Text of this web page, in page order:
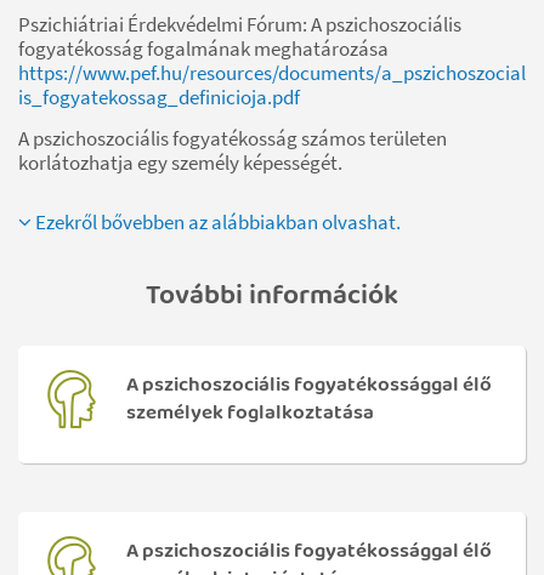
Pszichiátriai Érdekvédelmi Fórum: A pszichoszociális
fogyatékosság fogalmának meghatározása
https://www.pef.hu/resources/documents/a_pszichoszocial
is_fogyatekossag_definicioja.pdf
A pszichoszociális fogyatékosság számos területen
korlátozhatja egy személy képességét.
Ezekről bővebben az alábbiakban olvashat.
További információk
A pszichoszociális fogyatékossággal élő
személyek foglalkoztatása
A pszichoszociális fogyatékossággal élő